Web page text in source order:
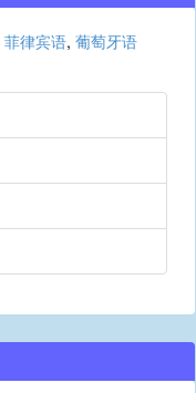
菲律宾语, 葡萄牙语